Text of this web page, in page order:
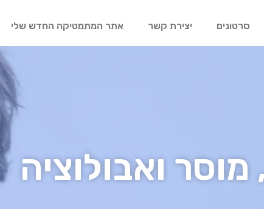
סרטונים יצירת קשר אתר המתמטיקה החדש שלי
ואבולוציה